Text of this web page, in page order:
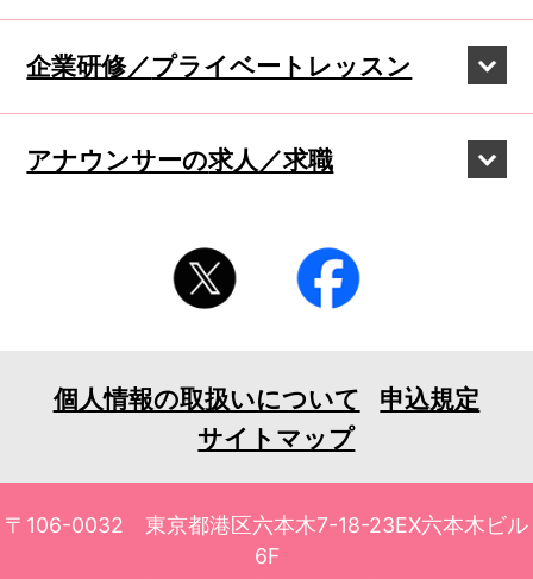
企業研修／プライベートレッスン
アナウンサーの求人／求職
個人情報の取扱いについて
申込規定
サイトマップ
〒106-0032 東京都港区六本木7-18-23EX六本木ビル
6F